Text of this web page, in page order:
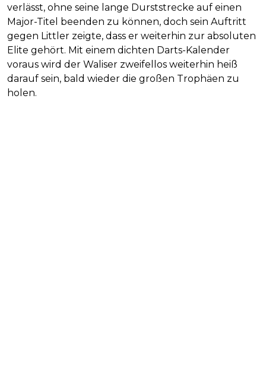
verlässt, ohne seine lange Durststrecke auf einen
Major-Titel beenden zu können, doch sein Auftritt
gegen Littler zeigte, dass er weiterhin zur absoluten
Elite gehört. Mit einem dichten Darts-Kalender
voraus wird der Waliser zweifellos weiterhin heiß
darauf sein, bald wieder die großen Trophäen zu
holen.